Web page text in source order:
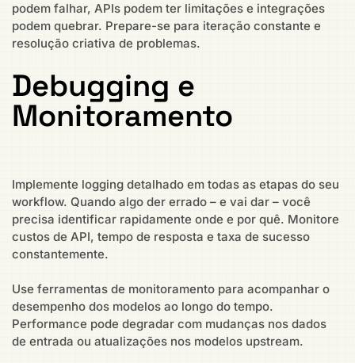
podem falhar, APIs podem ter limitações e integrações
podem quebrar. Prepare-se para iteração constante e
resolução criativa de problemas.
Debugging e
Monitoramento
Implemente logging detalhado em todas as etapas do seu
workflow. Quando algo der errado – e vai dar – você
precisa identificar rapidamente onde e por quê. Monitore
custos de API, tempo de resposta e taxa de sucesso
constantemente.
Use ferramentas de monitoramento para acompanhar o
desempenho dos modelos ao longo do tempo.
Performance pode degradar com mudanças nos dados
de entrada ou atualizações nos modelos upstream.